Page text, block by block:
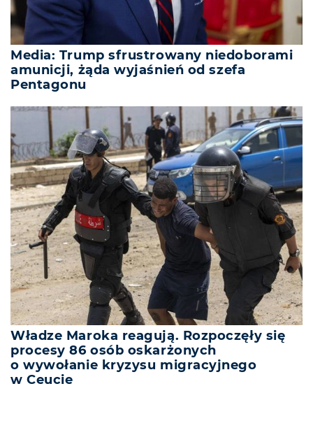
Media: Trump sfrustrowany niedoborami
amunicji, żąda wyjaśnień od szefa
Pentagonu
Władze Maroka reagują. Rozpoczęły się
procesy 86 osób oskarżonych
o wywołanie kryzysu migracyjnego
w Ceucie